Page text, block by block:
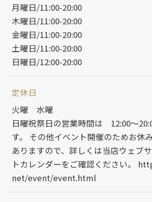
月曜日 11:00-20:00
木曜日 11:00-20:00
金曜日 11:00-20:00
土曜日 11:00-20:00
日曜日 12:00-20:00
定休日
火曜 水曜
日曜祝祭日の営業時間は 12:00～
す。 その他イベント開催のためお休
ありますので、詳しくは当店ウェブ
トカレンダーをご確認ください。
net/event/event.html